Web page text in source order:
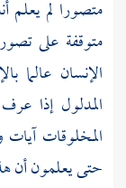
متصورا لم يعلم
متوقفة على
الإنسان عالما
المدلول إذا
المخلوقات آيات
حتى يعلمون أن